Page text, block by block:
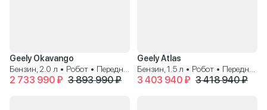
Geely Okavango
2 733 990 ₽ 3 893 990 ₽
Geely Atlas
3 403 940 ₽ 3 418 940 ₽